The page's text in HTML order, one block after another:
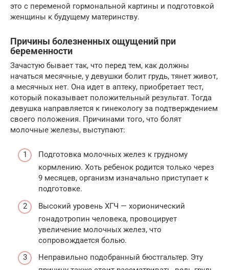
это с переменой гормональной картины и подготовкой
женщины к будущему материнству.
Причины болезненных ощущений при
беременности
Зачастую бывает так, что перед тем, как должны
начаться месячные, у девушки болит грудь, тянет живот,
а месячных нет. Она идет в аптеку, приобретает тест,
который показывает положительный результат. Тогда
девушка направляется к гинекологу за подтверждением
своего положения. Причинами того, что болят
молочные железы, выступают:
Подготовка молочных желез к грудному
кормлению. Хоть ребенок родится только через
9 месяцев, организм изначально приступает к
подготовке.
Высокий уровень ХГЧ — хорионический
гонадотропин человека, провоцирует
увеличение молочных желез, что
сопровождается болью.
Неправильно подобранный бюстгальтер. Эту